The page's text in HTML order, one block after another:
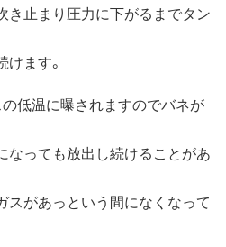
き止まり圧力に下がるまでタン
ます。
低温に曝されますのでバネが
なっても放出し続けることがあ
スがあっという間になくなって